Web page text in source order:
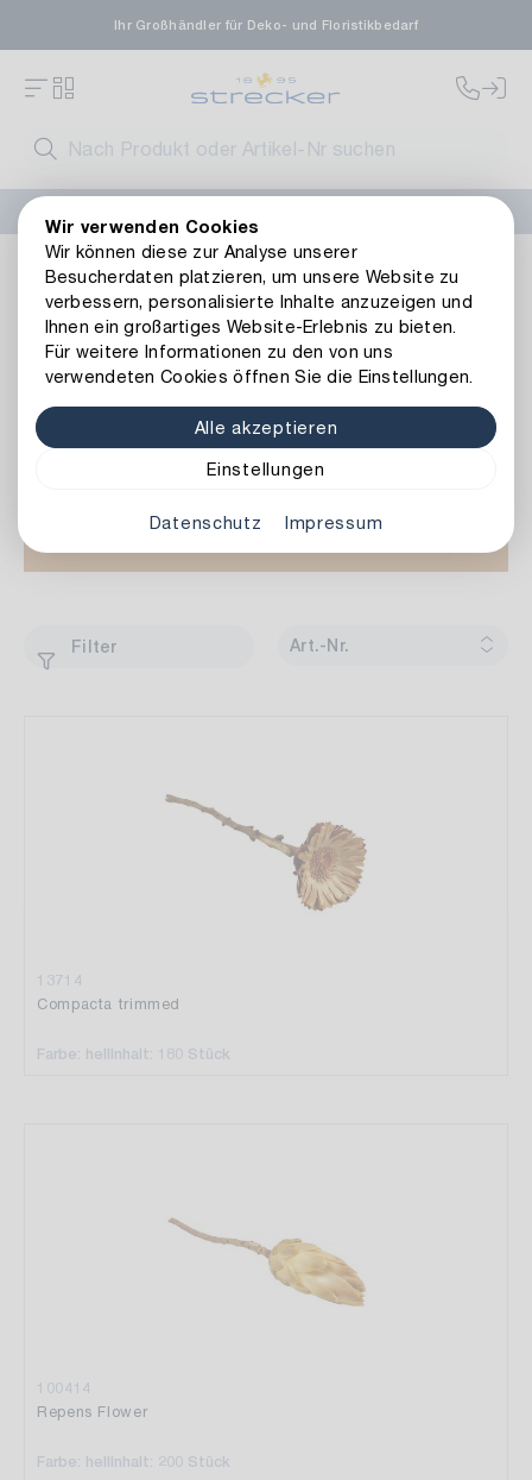
Wir verwenden Cookies
Wir können diese zur Analyse unserer
Besucherdaten platzieren, um unsere Website zu
verbessern, personalisierte Inhalte anzuzeigen und
Ihnen ein großartiges Website-Erlebnis zu bieten.
Für weitere Informationen zu den von uns
verwendeten Cookies öffnen Sie die Einstellungen.
Alle akzeptieren
Einstellungen
Datenschutz Impressum
Ihr Großhändler für Deko- und Floristikbedarf
Floristik Naturmaterialien
Exoten
Filter Art.-Nr.
13714
Compacta trimmed
Farbe: hellInhalt: 180 Stück
100414
Repens Flower
Farbe: hellInhalt: 200 Stück